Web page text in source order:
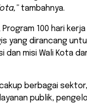
tambahnya.
100 hari
yang dirancang
dan misi Wali Kota
berbagai
publik,